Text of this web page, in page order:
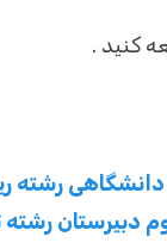
کنید .